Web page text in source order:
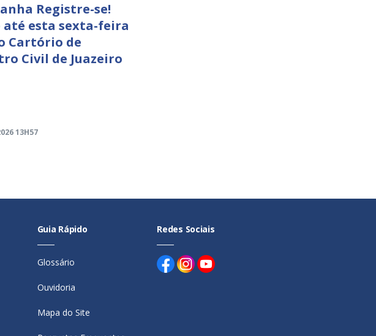
Registre-se!
até esta sexta-feira
Cartório de
Civil de Juazeiro
13H57
Guia Rápido
Glossário
Ouvidoria
Mapa do Site
Redes Sociais